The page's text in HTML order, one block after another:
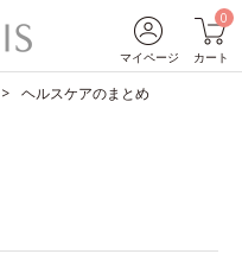
マイページ
0
カート
ヘルスケアのまとめ